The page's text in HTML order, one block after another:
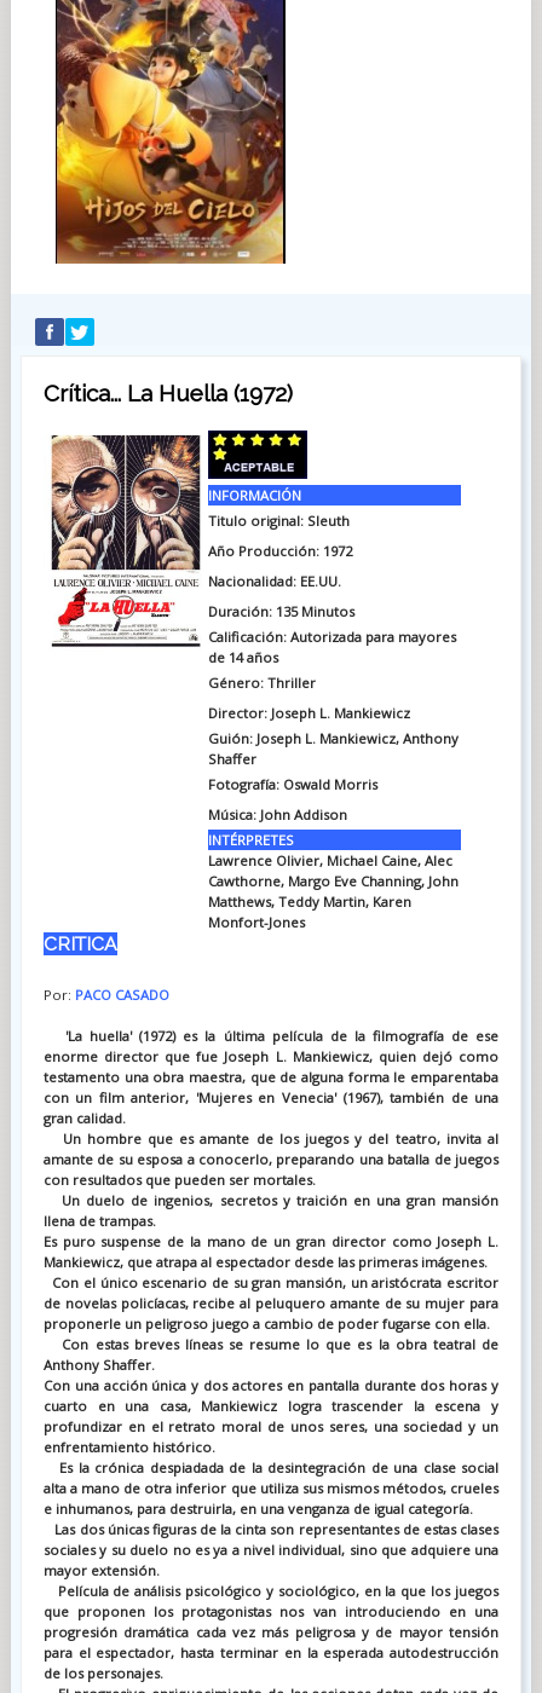
Crítica... La Huella (1972)
INFORMACIÓN
Titulo original: Sleuth
Año Producción: 1972
Nacionalidad: EE.UU.
Duración: 135 Minutos
Calificación: Autorizada para mayores
de 14 años
Género: Thriller
Director: Joseph L. Mankiewicz
Guión: Joseph L. Mankiewicz, Anthony
Shaffer
Fotografía: Oswald Morris
Música: John Addison
INTÉRPRETES
Lawrence Olivier, Michael Caine, Alec
Cawthorne, Margo Eve Channing, John
Matthews, Teddy Martin, Karen
Monfort-Jones
CRITICA
Por: PACO CASADO
'La huella' (1972) es la última película de la filmografía de ese
enorme director que fue Joseph L. Mankiewicz, quien dejó como
testamento una obra maestra, que de alguna forma le emparentaba
con un film anterior, 'Mujeres en Venecia' (1967), también de una
gran calidad.
Un hombre que es amante de los juegos y del teatro, invita al
amante de su esposa a conocerlo, preparando una batalla de juegos
con resultados que pueden ser mortales.
Un duelo de ingenios, secretos y traición en una gran mansión
llena de trampas.
Es puro suspense de la mano de un gran director como Joseph L.
Mankiewicz, que atrapa al espectador desde las primeras imágenes.
Con el único escenario de su gran mansión, un aristócrata escritor
de novelas policíacas, recibe al peluquero amante de su mujer para
proponerle un peligroso juego a cambio de poder fugarse con ella.
Con estas breves líneas se resume lo que es la obra teatral de
Anthony Shaffer.
Con una acción única y dos actores en pantalla durante dos horas y
cuarto en una casa, Mankiewicz logra trascender la escena y
profundizar en el retrato moral de unos seres, una sociedad y un
enfrentamiento histórico.
Es la crónica despiadada de la desintegración de una clase social
alta a mano de otra inferior que utiliza sus mismos métodos, crueles
e inhumanos, para destruirla, en una venganza de igual categoría.
Las dos únicas figuras de la cinta son representantes de estas clases
sociales y su duelo no es ya a nivel individual, sino que adquiere una
mayor extensión.
Película de análisis psicológico y sociológico, en la que los juegos
que proponen los protagonistas nos van introduciendo en una
progresión dramática cada vez más peligrosa y de mayor tensión
para el espectador, hasta terminar en la esperada autodestrucción
de los personajes.